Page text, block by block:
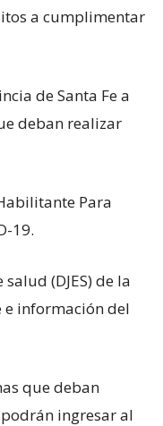
a cumplimentar
de Santa Fe a
deban realizar
Para
19.
(DJES) de la
e información del
que deban
ingresar al